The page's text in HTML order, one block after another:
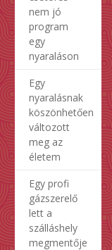
nem jó
program
egy
nyaraláson
Egy
nyaralásnak
köszönhetően
változott
meg az
életem
Egy profi
gázszerelő
lett a
szálláshely
megmentője